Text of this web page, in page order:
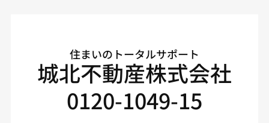
住まいのトータルサポート
城北不動産株式会社
0120-1049-15